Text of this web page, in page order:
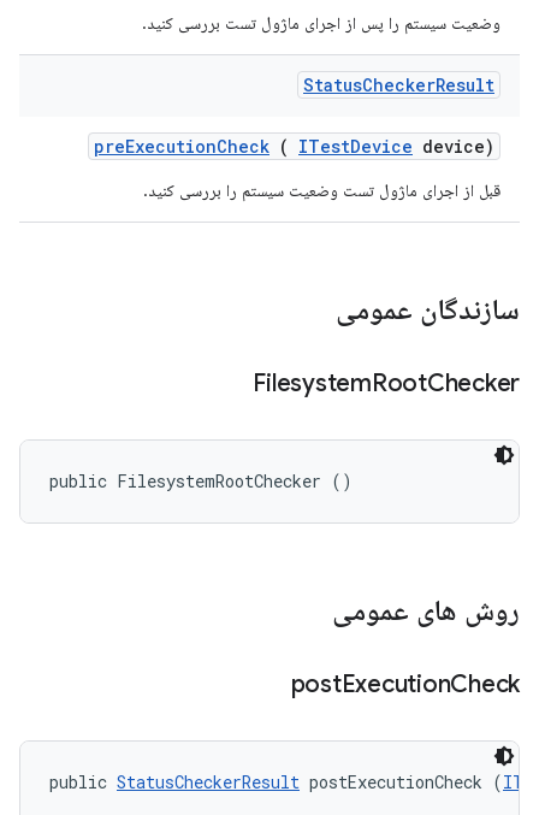
وضعیت سیستم را پس از اجرای ماژول تست بررسی کنید.
StatusCheckerResult
preExecutionCheck ( ITestDevice device)
قبل از اجرای ماژول تست وضعیت سیستم را بررسی کنید.
سازندگان عمومی
FilesystemRootChecker
public FilesystemRootChecker ()
روش های عمومی
postExecutionCheck
public StatusCheckerResult postExecutionCheck (